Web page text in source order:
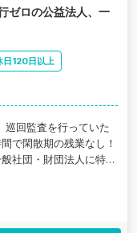
ゼロの公益法人、一
日120日以上
巡回監査を行っていた
で閑散期の残業なし！
社団・財団法人に特化